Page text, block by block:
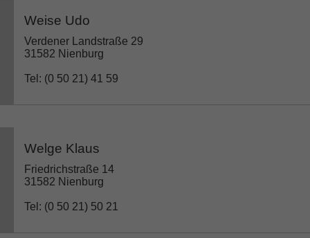
Weise Udo
Verdener Landstraße 29
31582 Nienburg
Tel: (0 50 21) 41 59
Welge Klaus
Friedrichstraße 14
31582 Nienburg
Tel: (0 50 21) 50 21